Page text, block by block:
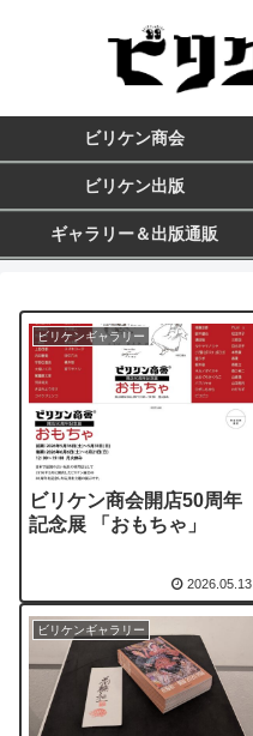
ビリケン商会
ビリケン出版
ギャラリー＆出版通販
ビリケンギャラリー
ビリケン商会開店50周年
記念展 「おもちゃ」
2026.05.13
ビリケンギャラリー